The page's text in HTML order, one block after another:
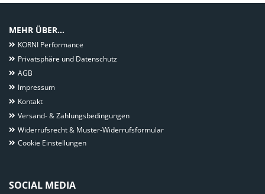
MEHR ÜBER...
KORNI Performance
Privatsphäre und Datenschutz
AGB
Impressum
Kontakt
Versand- & Zahlungsbedingungen
Widerrufsrecht & Muster-Widerrufsformular
Cookie Einstellungen
SOCIAL MEDIA